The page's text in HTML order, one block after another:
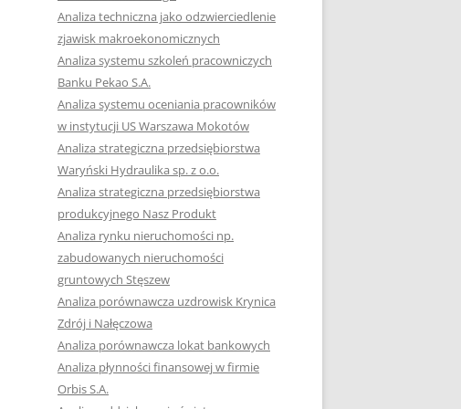
NAPISAĆ PRACĘ DYPLOMOWĄ
JAK PRZYGOTOWAĆ SIĘ DO
USTNEGO EGZAMINU
DYPLOMOWEGO?
HIPOTEZY W PRACACH
DYPLOMOWYCH
JAK PRZYGOTOWAĆ SIĘ DO
OBRONY PRACY DYPLOMOWEJ
Analiza techniczna jako odzwierciedlenie
zjawisk makroekonomicznych
Analiza systemu szkoleń pracowniczych
Banku Pekao S.A.
Analiza systemu oceniania pracowników
w instytucji US Warszawa Mokotów
Analiza strategiczna przedsiębiorstwa
Waryński Hydraulika sp. z o.o.
Analiza strategiczna przedsiębiorstwa
produkcyjnego Nasz Produkt
Analiza rynku nieruchomości np.
zabudowanych nieruchomości
gruntowych Stęszew
Analiza porównawcza uzdrowisk Krynica
Zdrój i Nałęczowa
Analiza porównawcza lokat bankowych
Analiza płynności finansowej w firmie
Orbis S.A.